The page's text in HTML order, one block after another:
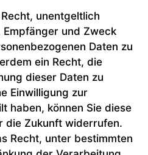
unentgeltlich
und Zweck
Daten zu
ein Recht, die
dieser Daten zu
Einwilligung zur
haben, können Sie diese
die Zukunft widerrufen.
Recht, unter bestimmten